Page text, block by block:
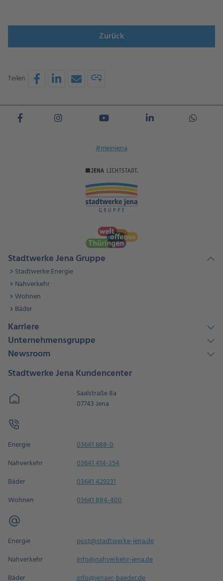
Zurück
Teilen
#meinjena
Stadtwerke Jena Gruppe
Stadtwerke Energie
Nahverkehr
Wohnen
Bäder
Karriere
Unternehmensgruppe
Newsroom
Stadtwerke Jena Kundencenter
Saalstraße 8a
07743 Jena
Energie
03641 688-0
Nahverkehr
03641 414-354
Bäder
03641 429231
Wohnen
03641 884-400
Energie
post@stadtwerke-jena.de
Nahverkehr
info@nahverkehr-jena.de
Bäder
info@jenaer-baeder.de